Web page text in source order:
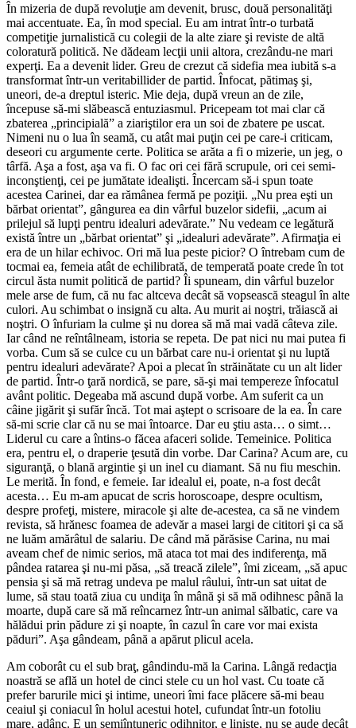
În mizeria de după revoluţie am devenit, brusc, două personalităţi
mai accentuate. Ea, în mod special. Eu am intrat într-o turbată
competiţie jurnalistică cu colegii de la alte ziare şi reviste de altă
coloratură politică. Ne dădeam lecţii unii altora, crezându-ne mari
experţi. Ea a devenit lider. Greu de crezut că sidefia mea iubită s-a
transformat într-un veritabillider de partid. Înfocat, pătimaş şi,
uneori, de-a dreptul isteric. Mie deja, după vreun an de zile,
începuse să-mi slăbească entuziasmul. Pricepeam tot mai clar că
zbaterea „principială” a ziariştilor era un soi de zbatere pe uscat.
Nimeni nu o lua în seamă, cu atât mai puţin cei pe care-i criticam,
deseori cu argumente certe. Politica se arăta a fi o mizerie, un jeg, o
târfă. Aşa a fost, aşa va fi. O fac ori cei fără scrupule, ori cei semi-
inconştienţi, cei pe jumătate idealişti. Încercam să-i spun toate
acestea Carinei, dar ea rămânea fermă pe poziţii. „Nu prea eşti un
bărbat orientat”, gângurea ea din vârful buzelor sidefii, „acum ai
prilejul să lupţi pentru idealuri adevărate.” Nu vedeam ce legătură
există între un „bărbat orientat” şi „idealuri adevărate”. Afirmaţia ei
era de un hilar echivoc. Ori mă lua peste picior? O întrebam cum de
tocmai ea, femeia atât de echilibrată, de temperată poate crede în tot
circul ăsta numit politică de partid? Îi spuneam, din vârful buzelor
mele arse de fum, că nu fac altceva decât să vopsească steagul în alte
culori. Au schimbat o insignă cu alta. Au murit ai noştri, trăiască ai
noştri. O înfuriam la culme şi nu dorea să mă mai vadă câteva zile.
Iar când ne reîntâlneam, istoria se repeta. De pat nici nu mai putea fi
vorba. Cum să se culce cu un bărbat care nu-i orientat şi nu luptă
pentru idealuri adevărate? Apoi a plecat în străinătate cu un alt lider
de partid. Într-o ţară nordică, se pare, să-şi mai tempereze înfocatul
avânt politic. Degeaba mă ascund după vorbe. Am suferit ca un
câine jigărit şi sufăr încă. Tot mai aştept o scrisoare de la ea. În care
să-mi scrie clar că nu se mai întoarce. Dar eu ştiu asta… o simt…
Liderul cu care a întins-o făcea afaceri solide. Temeinice. Politica
era, pentru el, o draperie ţesută din vorbe. Dar Carina? Acum are, cu
siguranţă, o blană argintie şi un inel cu diamant. Să nu fiu meschin.
Le merită. În fond, e femeie. Iar idealul ei, poate, n-a fost decât
acesta… Eu m-am apucat de scris horoscoape, despre ocultism,
despre profeţi, mistere, miracole şi alte de-acestea, ca să ne vindem
revista, să hrănesc foamea de adevăr a masei largi de cititori şi ca să
ne luăm amărâtul de salariu. De când mă părăsise Carina, nu mai
aveam chef de nimic serios, mă ataca tot mai des indiferenţa, mă
pândea ratarea şi nu-mi păsa, „să treacă zilele”, îmi ziceam, „să apuc
pensia şi să mă retrag undeva pe malul râului, într-un sat uitat de
lume, să stau toată ziua cu undiţa în mână şi să mă odihnesc până la
moarte, după care să mă reîncarnez într-un animal sălbatic, care va
hălădui prin pădure zi şi noapte, în cazul în care vor mai exista
păduri”. Aşa gândeam, până a apărut plicul acela.
Am coborât cu el sub braţ, gândindu-mă la Carina. Lângă redacţia
noastră se află un hotel de cinci stele cu un hol vast. Cu toate că
prefer barurile mici şi intime, uneori îmi face plăcere să-mi beau
ceaiul şi coniacul în holul acestui hotel, cufundat într-un fotoliu
mare, adânc. E un semiîntuneric odihnitor, e linişte, nu se aude decât